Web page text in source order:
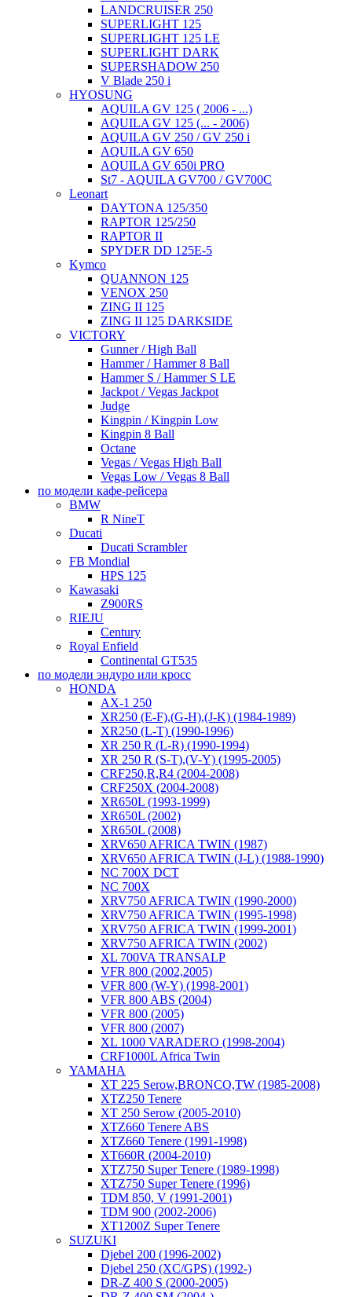
LANDCRUISER 250
SUPERLIGHT 125
SUPERLIGHT 125 LE
SUPERLIGHT DARK
SUPERSHADOW 250
V Blade 250 i
HYOSUNG
AQUILA GV 125 ( 2006 - ...)
AQUILA GV 125 (... - 2006)
AQUILA GV 250 / GV 250 i
AQUILA GV 650
AQUILA GV 650i PRO
St7 - AQUILA GV700 / GV700C
Leonart
DAYTONA 125/350
RAPTOR 125/250
RAPTOR II
SPYDER DD 125E-5
Kymco
QUANNON 125
VENOX 250
ZING II 125
ZING II 125 DARKSIDE
VICTORY
Gunner / High Ball
Hammer / Hammer 8 Ball
Hammer S / Hammer S LE
Jackpot / Vegas Jackpot
Judge
Kingpin / Kingpin Low
Kingpin 8 Ball
Octane
Vegas / Vegas High Ball
Vegas Low / Vegas 8 Ball
по модели кафе-рейсера
BMW
R NineT
Ducati
Ducati Scrambler
FB Mondial
HPS 125
Kawasaki
Z900RS
RIEJU
Century
Royal Enfield
Continental GT535
по модели эндуро или кросс
HONDA
AX-1 250
XR250 (E-F),(G-H),(J-K) (1984-1989)
XR250 (L-T) (1990-1996)
XR 250 R (L-R) (1990-1994)
XR 250 R (S-T),(V-Y) (1995-2005)
CRF250,R,R4 (2004-2008)
CRF250X (2004-2008)
XR650L (1993-1999)
XR650L (2002)
XR650L (2008)
XRV650 AFRICA TWIN (1987)
XRV650 AFRICA TWIN (J-L) (1988-1990)
NC 700X DCT
NC 700X
XRV750 AFRICA TWIN (1990-2000)
XRV750 AFRICA TWIN (1995-1998)
XRV750 AFRICA TWIN (1999-2001)
XRV750 AFRICA TWIN (2002)
XL 700VA TRANSALP
VFR 800 (2002,2005)
VFR 800 (W-Y) (1998-2001)
VFR 800 ABS (2004)
VFR 800 (2005)
VFR 800 (2007)
XL 1000 VARADERO (1998-2004)
CRF1000L Africa Twin
YAMAHA
XT 225 Serow,BRONCO,TW (1985-2008)
XTZ250 Tenere
XT 250 Serow (2005-2010)
XTZ660 Tenere ABS
XTZ660 Tenere (1991-1998)
XT660R (2004-2010)
XTZ750 Super Tenere (1989-1998)
XTZ750 Super Tenere (1996)
TDM 850, V (1991-2001)
TDM 900 (2002-2006)
XT1200Z Super Tenere
SUZUKI
Djebel 200 (1996-2002)
Djebel 250 (XC/GPS) (1992-)
DR-Z 400 S (2000-2005)